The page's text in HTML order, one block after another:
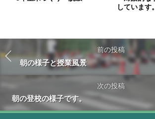
しています。
前の投稿
朝の様子と授業風景
次の投稿
朝の登校の様子です。